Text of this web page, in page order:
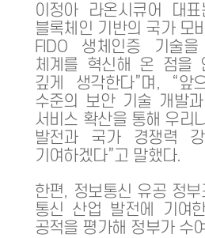
이정아 라온시큐어 대
블록체인 기반의 국가 모
FIDO 생체인증 기술
체계를 혁신해 온 점을
깊게 생각한다”며, “앞
수준의 보안 기술 개발
서비스 확산을 통해 우리
발전과 국가 경쟁력
기여하겠다”고 말했다.
한편, 정보통신 유공 정부
통신 산업 발전에 기여
공적을 평가해 정부가 수